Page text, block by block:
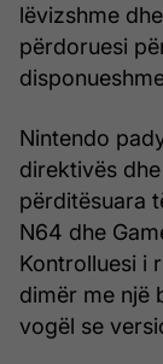
lëvizshme
përdoruesi
Nintendo
direktivës
përditësuara
N64 dhe
Kontrolluesi i
dimër me një
vogël se